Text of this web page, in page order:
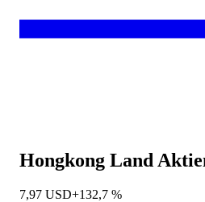
Hongkong Land
7,97 USD+132,7 %